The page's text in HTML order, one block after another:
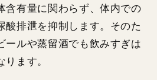
含有量に関わらず、体内での
酸排泄を抑制します。そのた
ールや蒸留酒でも飲みすぎは
ます。